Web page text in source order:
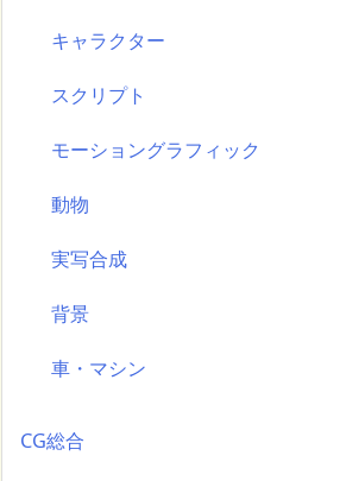
キャラクター
スクリプト
モーショングラフィック
動物
実写合成
背景
車・マシン
CG総合